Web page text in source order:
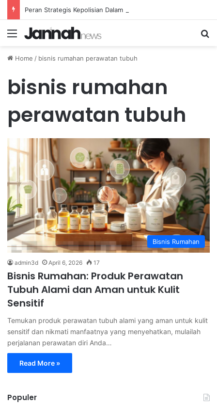
Menu
Home / bisnis rumahan perawatan tubuh
bisnis rumahan
perawatan tubuh
Bisnis Rumahan
admin3d April 6, 2026 17
Bisnis Rumahan: Produk Perawatan
Tubuh Alami dan Aman untuk Kulit
Sensitif
Temukan produk perawatan tubuh alami yang aman untuk kulit
sensitif dan nikmati manfaatnya yang menyehatkan, mulailah
perjalanan perawatan diri Anda…
Read More »
Populer